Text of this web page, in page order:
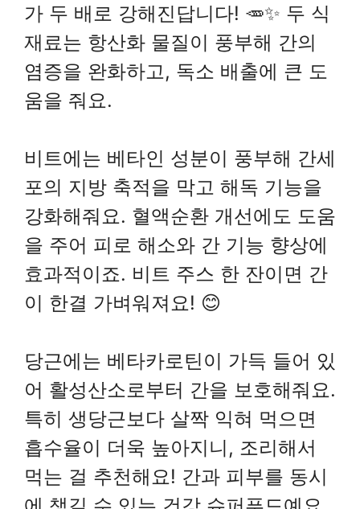
가 두 배로 강해진답니다! 🥕✨ 두 식
재료는 항산화 물질이 풍부해 간의
염증을 완화하고, 독소 배출에 큰 도
움을 줘요.
비트에는 베타인 성분이 풍부해 간세
포의 지방 축적을 막고 해독 기능을
강화해줘요. 혈액순환 개선에도 도움
을 주어 피로 해소와 간 기능 향상에
효과적이죠. 비트 주스 한 잔이면 간
이 한결 가벼워져요! 😊
당근에는 베타카로틴이 가득 들어 있
어 활성산소로부터 간을 보호해줘요.
특히 생당근보다 살짝 익혀 먹으면
흡수율이 더욱 높아지니, 조리해서
먹는 걸 추천해요! 간과 피부를 동시